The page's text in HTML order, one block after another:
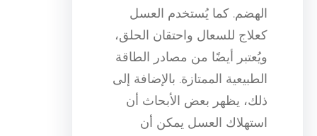
الهضم. كما يُستخدم العسل
كعلاج للسعال واحتقان الحلق،
ويُعتبر أيضًا من مصادر الطاقة
الطبيعية الممتازة. بالإضافة إلى
ذلك، يظهر بعض الأبحاث أن
استهلاك العسل يمكن أن